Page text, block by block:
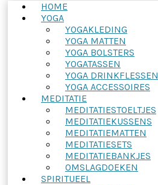
HOME
YOGA
YOGAKLEDING
YOGA MATTEN
YOGA BOLSTERS
YOGATASSEN
YOGA DRINKFLESSEN
YOGA ACCESSOIRES
MEDITATIE
MEDITATIESTOELTJES
MEDITATIEKUSSENS
MEDITATIEMATTEN
MEDITATIESETS
MEDITATIEBANKJES
OMSLAGDOEKEN
SPIRITUEEL